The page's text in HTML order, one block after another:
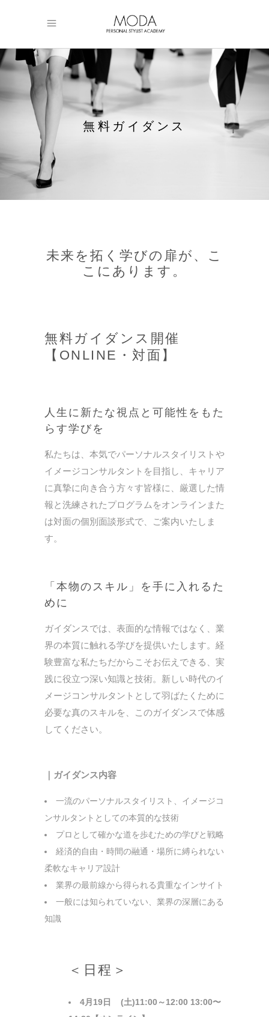
無料ガイダンス
未来を拓く学びの扉が、こ
こにあります。
無料ガイダンス開催
【ONLINE・対面】
人生に新たな視点と可能性をもた
らす学びを
私たちは、本気でパーソナルスタイリストや
イメージコンサルタントを目指し、キャリア
に真摯に向き合う方々す皆様に、厳選した情
報と洗練されたプログラムをオンラインまた
は対面の個別面談形式で、ご案内いたしま
す。
「本物のスキル」を手に入れるた
めに
ガイダンスでは、表面的な情報ではなく、業
界の本質に触れる学びを提供いたします。経
験豊富な私たちだからこそお伝えできる、実
践に役立つ深い知識と技術。新しい時代のイ
メージコンサルタントとして羽ばたくために
必要な真のスキルを、このガイダンスで体感
してください。
｜ガイダンス内容
一流のパーソナルスタイリスト、イメージコ
ンサルタントとしての本質的な技術
プロとして確かな道を歩むための学びと戦略
経済的自由・時間の融通・場所に縛られない
柔軟なキャリア設計
業界の最前線から得られる貴重なインサイト
一般には知られていない、業界の深層にある
知識
＜日程＞
4月19日 (土)11:00～12:00 13:00〜